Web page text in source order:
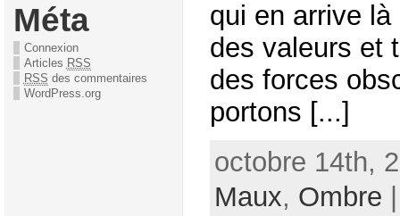
Méta
Connexion
Articles RSS
RSS des commentaires
WordPress.org
qui en arrive
des valeurs et
des forces
portons [...]
octobre 14th,
Maux, Ombre